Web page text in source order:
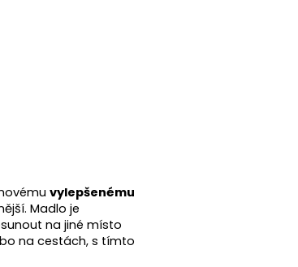
vylepšenému
Madlo je
na jiné místo
na cestách, s tímto